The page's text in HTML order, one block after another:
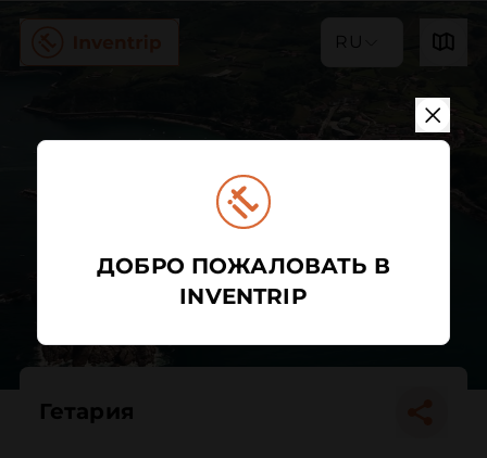
RU
Гетария
ДОБРО ПОЖАЛОВАТЬ В
INVENTRIP